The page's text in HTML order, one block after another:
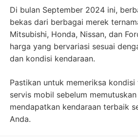
Di bulan September 2024 ini,
bekas dari berbagai merek
Mitsubishi, Honda, Nissan, dan
harga yang bervariasi sesuai
dan kondisi kendaraan.
Pastikan untuk memeriksa
servis mobil sebelum
mendapatkan kendaraan terbaik
Anda.